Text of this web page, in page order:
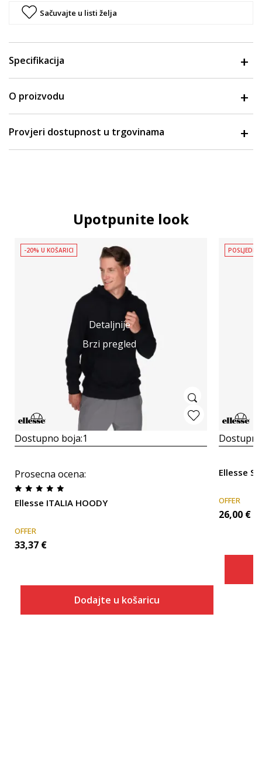
Sačuvajte u listi želja
Specifikacija
O proizvodu
Provjeri dostupnost u trgovinama
Upotpunite look
Detaljnije
Brzi pregled
-20% U KOŠARICI
Dostupno boja:1
Prosecna ocena:
Ellesse ITALIA HOODY
OFFER
33,37 €
Dodajte u košaricu
Ellesse
OFFER
26,00 €